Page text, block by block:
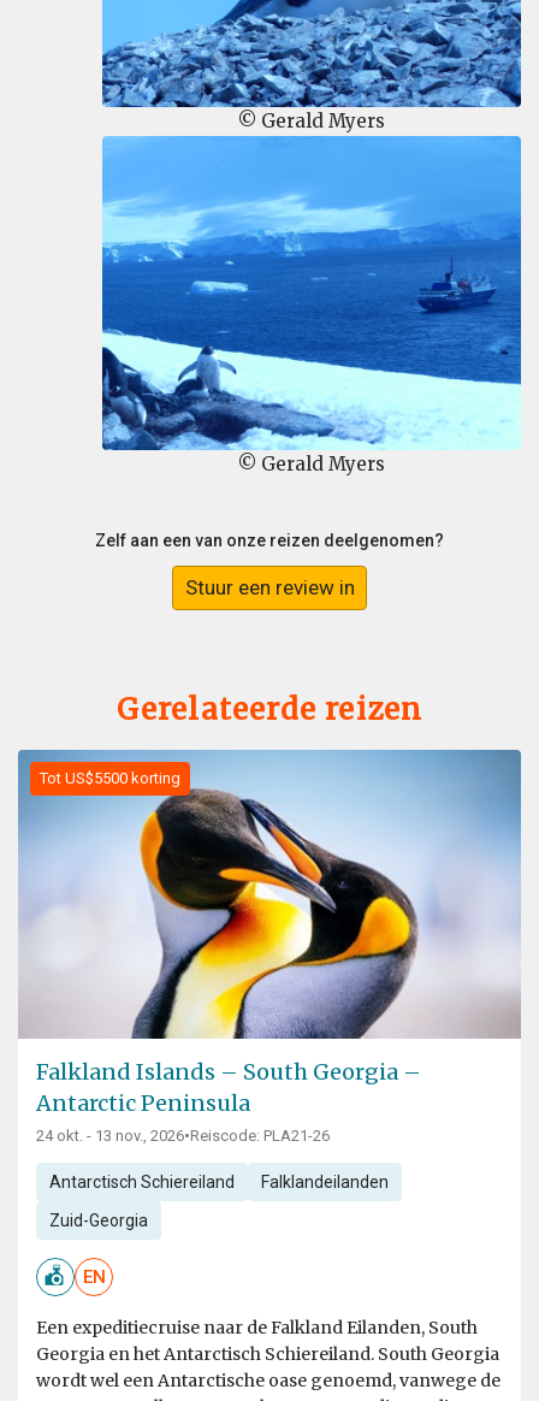
© Gerald Myers
© Gerald Myers
Zelf aan een van onze reizen deelgenomen?
Stuur een review in
Gerelateerde reizen
Tot US$5500 korting
Falkland Islands – South Georgia –
Antarctic Peninsula
24 okt. - 13 nov., 2026•Reiscode: PLA21-26
Antarctisch Schiereiland Falklandeilanden
Zuid-Georgia
EN
Een expeditiecruise naar de Falkland Eilanden, South
Georgia en het Antarctisch Schiereiland. South Georgia
wordt wel een Antarctische oase genoemd, vanwege de